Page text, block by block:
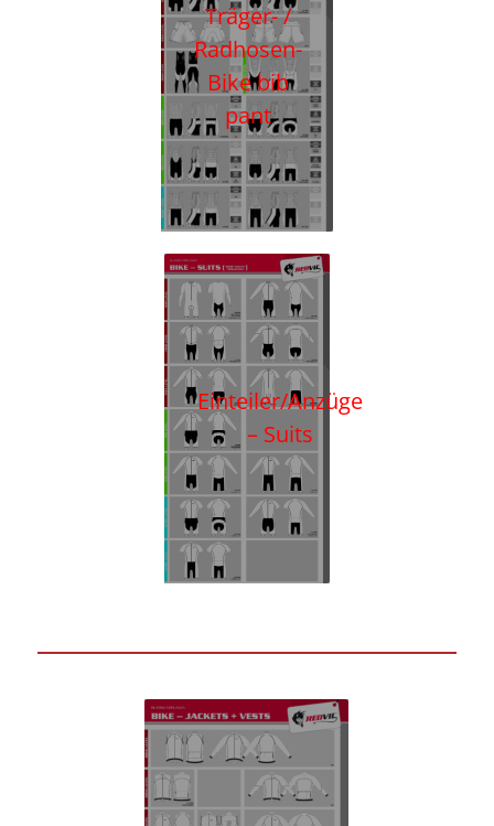
Träger- /
Radhosen-
Bike bib
pant
Einteiler/Anzüge
– Suits